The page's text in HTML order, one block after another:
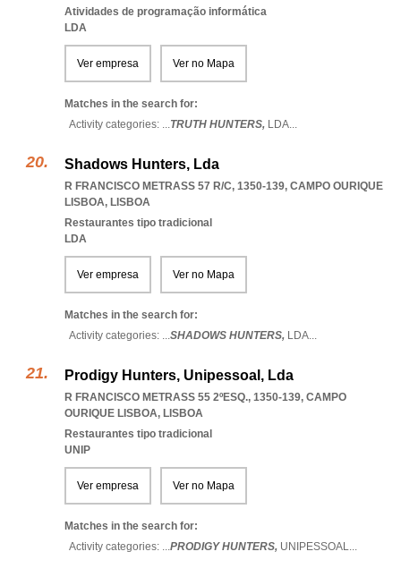
Atividades de programação informática
LDA
Ver empresa Ver no Mapa
Matches in the search for:
Activity categories: ...TRUTH HUNTERS, LDA...
Shadows Hunters, Lda
R FRANCISCO METRASS 57 R/C, 1350-139, CAMPO OURIQUE
LISBOA, LISBOA
Restaurantes tipo tradicional
LDA
Ver empresa Ver no Mapa
Matches in the search for:
Activity categories: ...SHADOWS HUNTERS, LDA...
Prodigy Hunters, Unipessoal, Lda
R FRANCISCO METRASS 55 2ºESQ., 1350-139, CAMPO
OURIQUE LISBOA, LISBOA
Restaurantes tipo tradicional
UNIP
Ver empresa Ver no Mapa
Matches in the search for:
Activity categories: ...PRODIGY HUNTERS, UNIPESSOAL...